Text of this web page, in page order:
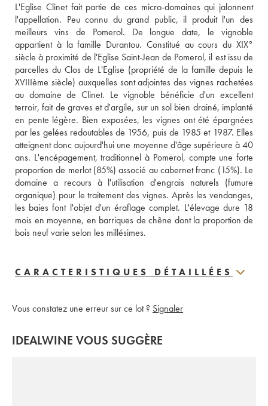
L'Eglise Clinet fait partie de ces micro-domaines qui jalonnent
l'appellation. Peu connu du grand public, il produit l'un des
meilleurs vins de Pomerol. De longue date, le vignoble
appartient à la famille Durantou. Constitué au cours du XIX°
siècle à proximité de l'Eglise Saint-Jean de Pomerol, il est issu de
parcelles du Clos de L'Eglise (propriété de la famille depuis le
XVIIIème siècle) auxquelles sont adjointes des vignes rachetées
au domaine de Clinet. Le vignoble bénéficie d'un excellent
terroir, fait de graves et d'argile, sur un sol bien drainé, implanté
en pente légère. Bien exposées, les vignes ont été épargnées
par les gelées redoutables de 1956, puis de 1985 et 1987. Elles
atteignent donc aujourd'hui une moyenne d'âge supérieure à 40
ans. L'encépagement, traditionnel à Pomerol, compte une forte
proportion de merlot (85%) associé au cabernet franc (15%). Le
domaine a recours à l'utilisation d'engrais naturels (fumure
organique) pour le traitement des vignes. Après les vendanges,
les baies font l'objet d'un éraflage complet. L'élevage dure 18
mois en moyenne, en barriques de chêne dont la proportion de
bois neuf varie selon les millésimes.
CARACTERISTIQUES DÉTAILLÉES
Vous constatez une erreur sur ce lot ? Signaler
IDEALWINE VOUS SUGGÈRE